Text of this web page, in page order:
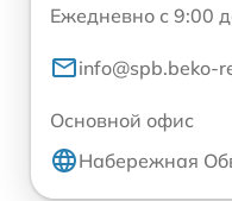
Ежедневно с 9:00
info@spb.beko-
Основной офис
Набережная